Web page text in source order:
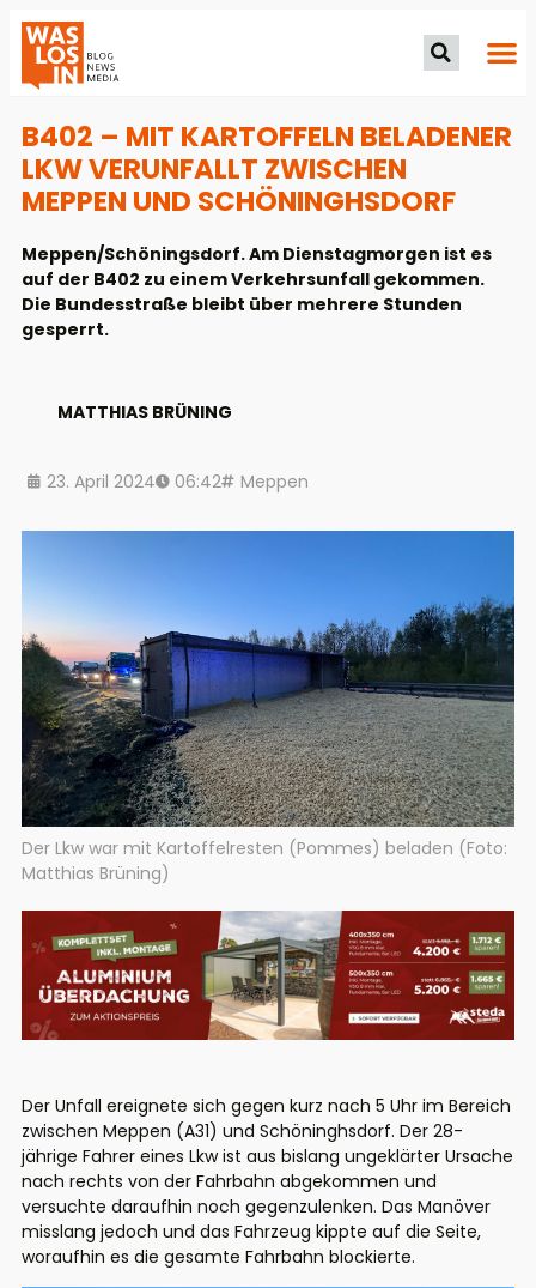
B402 – MIT KARTOFFELN BELADENER
LKW VERUNFALLT ZWISCHEN
MEPPEN UND SCHÖNINGHSDORF
Meppen/Schöningsdorf. Am Dienstagmorgen ist es
auf der B402 zu einem Verkehrsunfall gekommen.
Die Bundesstraße bleibt über mehrere Stunden
gesperrt.
MATTHIAS BRÜNING
23. April 2024 06:42 Meppen
Der Lkw war mit Kartoffelresten (Pommes) beladen (Foto:
Matthias Brüning)
Der Unfall ereignete sich gegen kurz nach 5 Uhr im Bereich
zwischen Meppen (A31) und Schöninghsdorf. Der 28-
jährige Fahrer eines Lkw ist aus bislang ungeklärter Ursache
nach rechts von der Fahrbahn abgekommen und
versuchte daraufhin noch gegenzulenken. Das Manöver
misslang jedoch und das Fahrzeug kippte auf die Seite,
woraufhin es die gesamte Fahrbahn blockierte.